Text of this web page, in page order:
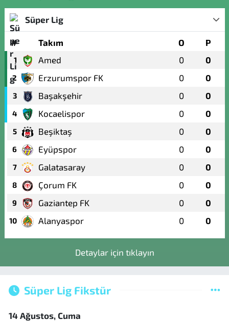
Süper Lig
# Takım O P
1 Amed 0 0
2 Erzurumspor FK 0 0
3 Başakşehir 0 0
4 Kocaelispor 0 0
5 Beşiktaş 0 0
6 Eyüpspor 0 0
7 Galatasaray 0 0
8 Çorum FK 0 0
9 Gaziantep FK 0 0
10 Alanyaspor 0 0
Detaylar için tıklayın
Süper Lig Fikstür
14 Ağustos, Cuma